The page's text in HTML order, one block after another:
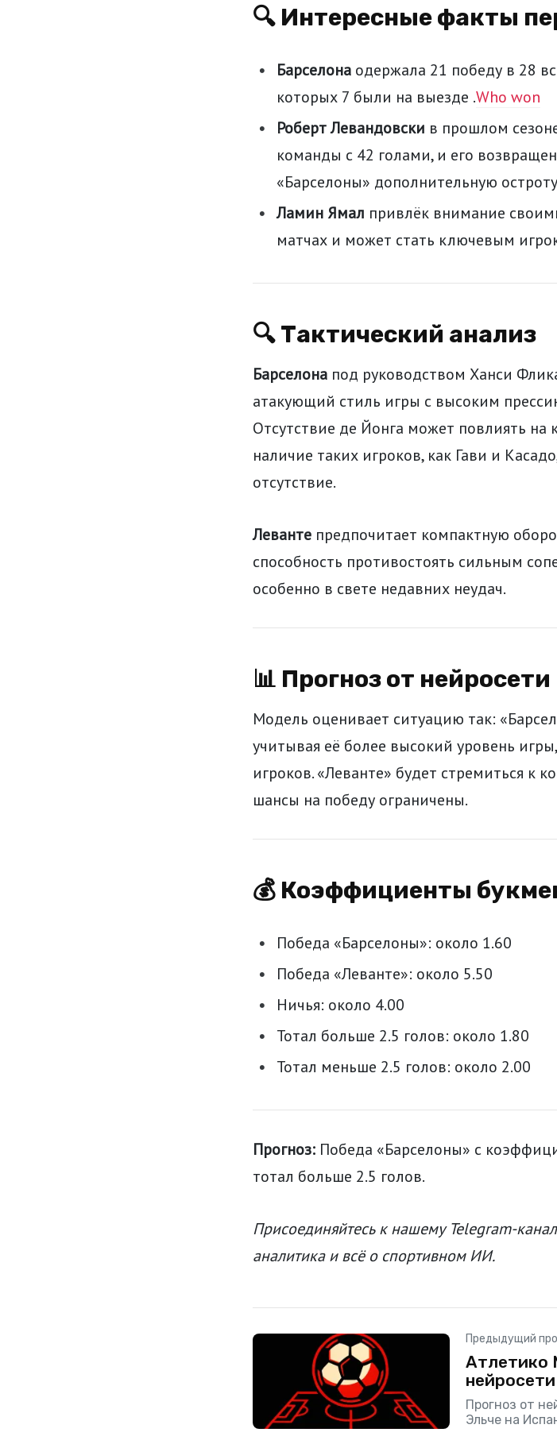
🔍 Интересные факты
Барселона одержала 21 победу в 28
которых 7 были на выезде .Who won
Роберт Левандовски в прошлом
команды с 42 голами, и его
«Барселоны» дополнительную
Ламин Ямал привлёк внимание
матчах и может стать ключевым
🔍 Тактический анализ
Барселона под руководством Ханси
атакующий стиль игры с высоким
Отсутствие де Йонга может повлиять на
наличие таких игроков, как Гави и
отсутствие.
Леванте предпочитает компактную
способность противостоять сильным
особенно в свете недавних неудач.
📊 Прогноз от нейросети
Модель оценивает ситуацию так:
учитывая её более высокий уровень
игроков. «Леванте» будет стремиться к
шансы на победу ограничены.
💰 Коэффициенты
Победа «Барселоны»: около 1.60
Победа «Леванте»: около 5.50
Ничья: около 4.00
Тотал больше 2.5 голов: около 1.80
Тотал меньше 2.5 голов: около 2.00
Прогноз: Победа «Барселоны» с
тотал больше 2.5 голов.
Присоединяйтесь к нашему Telegram-
аналитика и всё о спортивном ИИ.
Предыдущий
Атлетико
Прогноз от
Эльче на